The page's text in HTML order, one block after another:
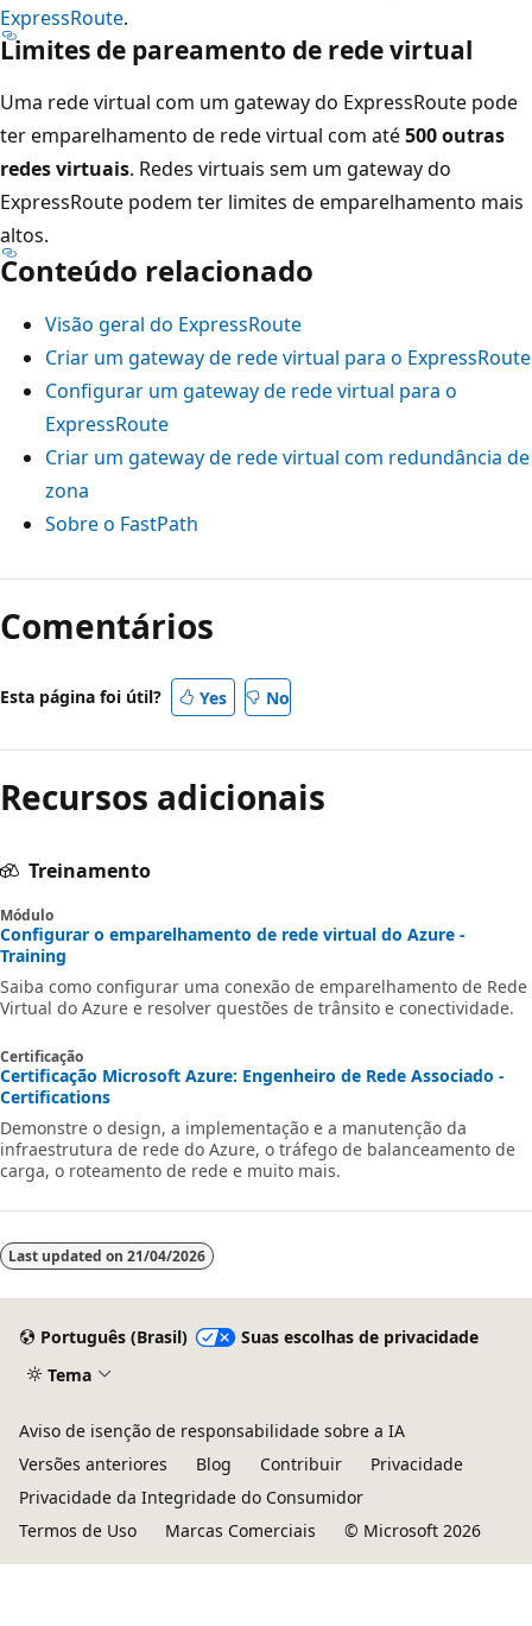
ExpressRoute.
Limites de pareamento de rede virtual
Uma rede virtual com um gateway do ExpressRoute pode
ter emparelhamento de rede virtual com até500 outras
redes virtuais. Redes virtuais sem um gateway do
ExpressRoute podem ter limites de emparelhamento mais
altos.
Conteúdo relacionado
Visão geral do ExpressRoute
Criar um gateway de rede virtual para o ExpressRoute
Configurar um gateway de rede virtual para o
ExpressRoute
Criar um gateway de rede virtual com redundância de
zona
Sobre o FastPath
Comentários
Esta página foi útil? Yes No
Recursos adicionais
Treinamento
Módulo
Configurar o emparelhamento de rede virtual do Azure -
Training
Saiba como configurar uma conexão de emparelhamento de Rede
Virtual do Azure e resolver questões de trânsito e conectividade.
Certificação
Certificação Microsoft Azure: Engenheiro de Rede Associado -
Certifications
Demonstre o design, a implementação e a manutenção da
infraestrutura de rede do Azure, o tráfego de balanceamento de
carga, o roteamento de rede e muito mais.
Last updated on 21/04/2026
Português (Brasil)
Suas escolhas de privacidade
Tema
Aviso de isenção de responsabilidade sobre a IA
Versões anteriores
Blog Contribuir
Privacidade
Privacidade da Integridade do Consumidor
Termos de Uso
Marcas Comerciais © Microsoft 2026